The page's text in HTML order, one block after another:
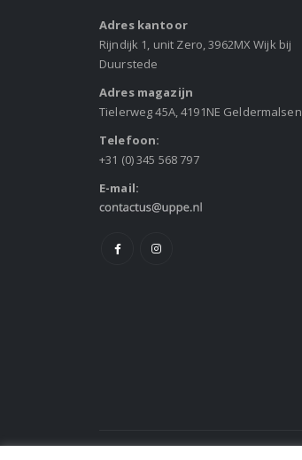
Adres kantoor
Rijndijk 1, unit Zero, 3962MX Wijk bij
Duurstede
Adres magazijn
Tielerweg 45A, 4191NE Geldermalsen
Telefoon:
+31 (0) 345 568 797
E-mail: